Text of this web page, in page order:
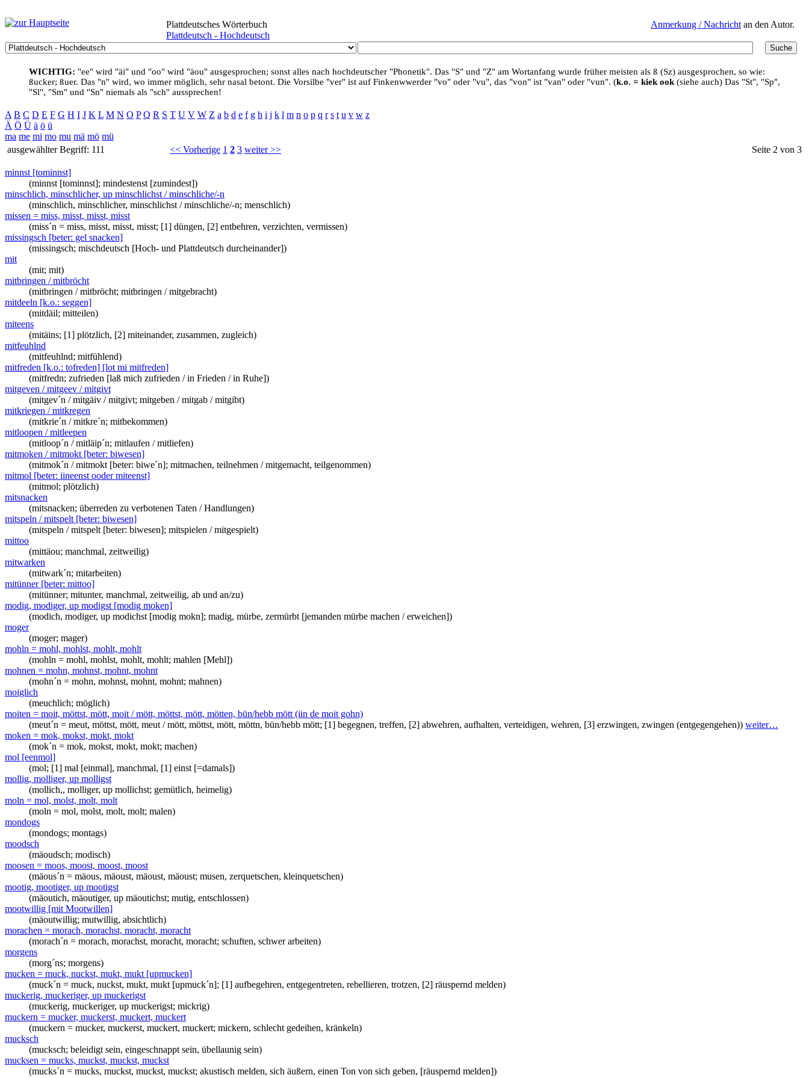
Anmerkung / Nachricht an den Autor.
Plattdeutsches Wörterbuch
Plattdeutsch - Hochdeutsch
WICHTIG: "ee" wird "äi" und "oo" wird "äou" ausgesprochen; sonst alles nach hochdeutscher "Phonetik". Das "S" und "Z" am Wortanfang wurde früher meisten als ß (Sz) ausgesprochen, so wie:
ßucker; ßuer. Das "n" wird, wo immer möglich, sehr nasal betont. Die Vorsilbe "ver" ist auf Finkenwwerder "vo" oder "vu", das "von" ist "van" oder "vun". (k.o. = kiek ook (siehe auch) Das "St", "Sp",
"Sl", "Sm" und "Sn" niemals als "sch" aussprechen!
A B C D E F G H I J K L M N O P Q R S T U V W Z a b d e f g h i j k l m n o p q r s t u v w z
Ä Ö Ü ä ö ü
ma me mi mo mu mä mö mü
ausgewählter Begriff: 111
<< Vorherige 1 2 3 weiter >> Seite 2 von 3
minnst [tominnst]
(minnst [tominnst]; mindestenst [zumindest])
minschlich, minschlicher, up minschlichst / minschliche/-n
(minschlich, minschlicher, minschlichst / minschliche/-n; menschlich)
missen = miss, misst, misst, misst
(miss´n = miss, misst, misst, misst; [1] düngen, [2] entbehren, verzichten, vermissen)
missingsch [beter: gel snacken]
(missingsch; mischdeutsch [Hoch- und Plattdeutsch durcheinander])
mit
(mit; mit)
mitbringen / mitbröcht
(mitbringen / mitbröcht; mitbringen / mitgebracht)
mitdeeln [k.o.: seggen]
(mitdäil; mitteilen)
miteens
(mitäins; [1] plötzlich, [2] miteinander, zusammen, zugleich)
mitfeuhlnd
(mitfeuhlnd; mitfühlend)
mitfreden [k.o.: tofreden] [lot mi mitfreden]
(mitfredn; zufrieden [laß mich zufrieden / in Frieden / in Ruhe])
mitgeven / mitgeev / mitgivt
(mitgev´n / mitgäiv / mitgivt; mitgeben / mitgab / mitgibt)
mitkriegen / mitkregen
(mitkrie´n / mitkre´n; mitbekommen)
mitloopen / mitleepen
(mitloop´n / mitläip´n; mitlaufen / mitliefen)
mitmoken / mitmokt [beter: biwesen]
(mitmok´n / mitmokt [beter: biwe´n]; mitmachen, teilnehmen / mitgemacht, teilgenommen)
mitmol [beter: iineenst ooder miteenst]
(mitmol; plötzlich)
mitsnacken
(mitsnacken; überreden zu verbotenen Taten / Handlungen)
mitspeln / mitspelt [beter: biwesen]
(mitspeln / mitspelt [beter: biwesen]; mitspielen / mitgespielt)
mittoo
(mittäou; manchmal, zeitweilig)
mitwarken
(mitwark´n; mitarbeiten)
mitünner [beter: mittoo]
(mitünner; mitunter, manchmal, zeitweilig, ab und an/zu)
modig, modiger, up modigst [modig moken]
(modich, modiger, up modichst [modig mokn]; madig, mürbe, zermürbt [jemanden mürbe machen / erweichen])
moger
(moger; mager)
mohln = mohl, mohlst, mohlt, mohlt
(mohln = mohl, mohlst, mohlt, mohlt; mahlen [Mehl])
mohnen = mohn, mohnst, mohnt, mohnt
(mohn´n = mohn, mohnst, mohnt, mohnt; mahnen)
moiglich
(meuchlich; möglich)
moiten = moit, möttst, mött, moit / mött, möttst, mött, mötten, bün/hebb mött (iin de moit gohn)
(meut´n = meut, möttst, mött, meut / mött, möttst, mött, möttn, bün/hebb mött; [1] begegnen, treffen, [2] abwehren, aufhalten, verteidigen, wehren, [3] erzwingen, zwingen (entgegengehen)) weiter…
moken = mok, mokst, mokt, mokt
(mok´n = mok, mokst, mokt, mokt; machen)
mol [eenmol]
(mol; [1] mal [einmal], manchmal, [1] einst [=damals])
mollig, molliger, up molligst
(mollich,, molliger, up mollichst; gemütlich, heimelig)
moln = mol, molst, molt, molt
(moln = mol, molst, molt, molt; malen)
mondogs
(mondogs; montags)
moodsch
(mäoudsch; modisch)
moosen = moos, moost, moost, moost
(mäous´n = mäous, mäoust, mäoust, mäoust; musen, zerquetschen, kleinquetschen)
mootig, mootiger, up mootigst
(mäoutich, mäoutiger, up mäoutichst; mutig, entschlossen)
mootwillig [mit Mootwillen]
(mäoutwillig; mutwillig, absichtlich)
morachen = morach, morachst, moracht, moracht
(morach´n = morach, morachst, moracht, moracht; schuften, schwer arbeiten)
morgens
(morg´ns; morgens)
mucken = muck, nuckst, mukt, mukt [upmucken]
(muck´n = muck, nuckst, mukt, mukt [upmuck´n]; [1] aufbegehren, entgegentreten, rebellieren, trotzen, [2] räuspernd melden)
muckerig, muckeriger, up muckerigst
(muckerig, muckeriger, up muckerigst; mickrig)
muckern = mucker, muckerst, muckert, muckert
(muckern = mucker, muckerst, muckert, muckert; mickern, schlecht gedeihen, kränkeln)
mucksch
(mucksch; beleidigt sein, eingeschnappt sein, übellaunig sein)
mucksen = mucks, muckst, muckst, muckst
(mucks´n = mucks, muckst, muckst, muckst; akustisch melden, sich äußern, einen Ton von sich geben, [räuspernd melden])